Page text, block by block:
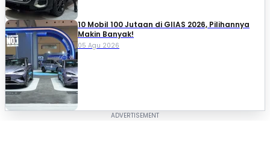
10 Mobil 100 Jutaan di GIIAS 2026, Pilihannya
Makin Banyak!
05 Agu 2026